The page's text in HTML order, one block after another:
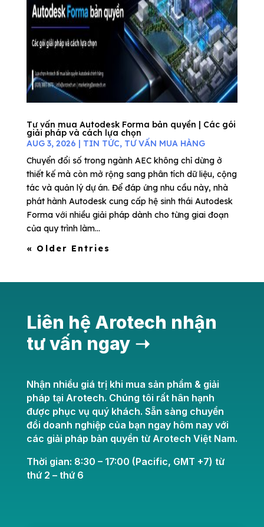
Tư vấn mua Autodesk Forma bản quyền | Các gói
giải pháp và cách lựa chọn
AUG 3, 2026 | TIN TỨC, TƯ VẤN MUA HÀNG
Chuyển đổi số trong ngành AEC không chỉ dừng ở
thiết kế mà còn mở rộng sang phân tích dữ liệu, cộng
tác và quản lý dự án. Để đáp ứng nhu cầu này, nhà
phát hành Autodesk cung cấp hệ sinh thái Autodesk
Forma với nhiều giải pháp dành cho từng giai đoạn
của quy trình làm...
« Older Entries
Liên hệ Arotech nhận
tư vấn ngay ➝
Nhận nhiều giá trị khi mua sản phẩm & giải
pháp tại Arotech. Chúng tôi rất hân hạnh
được phục vụ quý khách. Sẵn sàng chuyển
đổi doanh nghiệp của bạn ngay hôm nay với
các giải pháp bản quyền từ Arotech Việt Nam.
Thời gian: 8:30 – 17:00 (Pacific, GMT +7) từ
thứ 2 – thứ 6